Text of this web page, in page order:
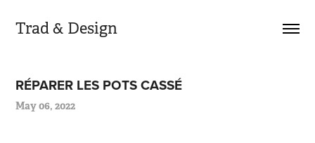
Trad & Design
RÉPARER LES POTS CASSÉ
May 06, 2022